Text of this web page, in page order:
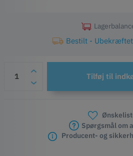
Bestilt -
Tilføj til
Spørgsmål om
Producent- og